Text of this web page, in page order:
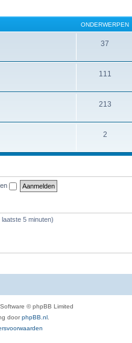
ONDERWERPEN
37
111
213
2
5 minuten)
© phpBB Limited
doorphpBB.nl